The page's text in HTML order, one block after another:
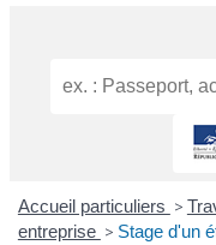
Accueil particuliers >
entreprise > Stage d'un